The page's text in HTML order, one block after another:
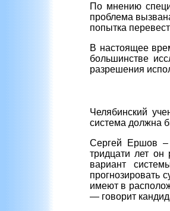
По мнению
проблема
попытка
В настоящее
большинстве
разрешения
Челябинский
система должна
Сергей Ершов –
тридцати лет он
вариант
прогнозировать
имеют в
— говорит